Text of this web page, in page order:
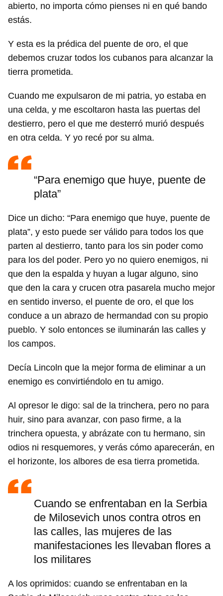
abierto, no importa cómo pienses ni en qué bando
estás.
Y esta es la prédica del puente de oro, el que
debemos cruzar todos los cubanos para alcanzar la
tierra prometida.
Cuando me expulsaron de mi patria, yo estaba en
una celda, y me escoltaron hasta las puertas del
destierro, pero el que me desterró murió después
en otra celda. Y yo recé por su alma.
“Para enemigo que huye, puente de
plata”
Dice un dicho: “Para enemigo que huye, puente de
plata”, y esto puede ser válido para todos los que
parten al destierro, tanto para los sin poder como
para los del poder. Pero yo no quiero enemigos, ni
que den la espalda y huyan a lugar alguno, sino
que den la cara y crucen otra pasarela mucho mejor
en sentido inverso, el puente de oro, el que los
conduce a un abrazo de hermandad con su propio
pueblo. Y solo entonces se iluminarán las calles y
los campos.
Decía Lincoln que la mejor forma de eliminar a un
enemigo es convirtiéndolo en tu amigo.
Al opresor le digo: sal de la trinchera, pero no para
huir, sino para avanzar, con paso firme, a la
trinchera opuesta, y abrázate con tu hermano, sin
odios ni resquemores, y verás cómo aparecerán, en
el horizonte, los albores de esa tierra prometida.
Cuando se enfrentaban en la Serbia
de Milosevich unos contra otros en
las calles, las mujeres de las
manifestaciones les llevaban flores a
los militares
A los oprimidos: cuando se enfrentaban en la